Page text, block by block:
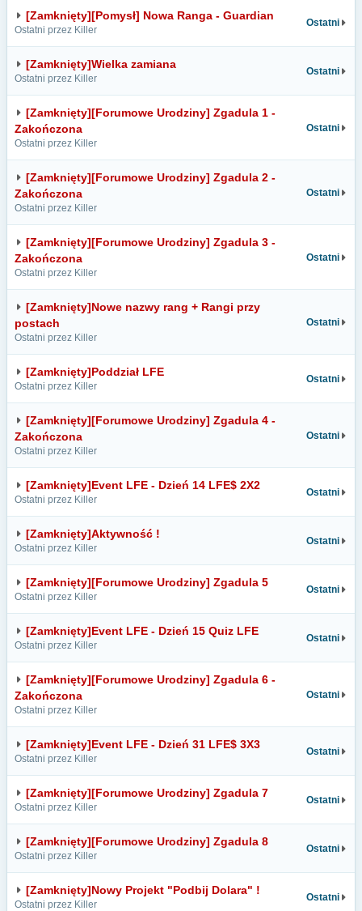
[Zamknięty][Pomysł] Nowa Ranga - Guardian
Ostatni przez Killer
Ostatni
[Zamknięty]Wielka zamiana
Ostatni przez Killer
Ostatni
[Zamknięty][Forumowe Urodziny] Zgadula 1 -
Zakończona
Ostatni przez Killer
Ostatni
[Zamknięty][Forumowe Urodziny] Zgadula 2 -
Zakończona
Ostatni przez Killer
Ostatni
[Zamknięty][Forumowe Urodziny] Zgadula 3 -
Zakończona
Ostatni przez Killer
Ostatni
[Zamknięty]Nowe nazwy rang + Rangi przy
postach
Ostatni przez Killer
Ostatni
[Zamknięty]Poddział LFE
Ostatni przez Killer
Ostatni
[Zamknięty][Forumowe Urodziny] Zgadula 4 -
Zakończona
Ostatni przez Killer
Ostatni
[Zamknięty]Event LFE - Dzień 14 LFE$ 2X2
Ostatni przez Killer
Ostatni
[Zamknięty]Aktywność !
Ostatni przez Killer
Ostatni
[Zamknięty][Forumowe Urodziny] Zgadula 5
Ostatni przez Killer
Ostatni
[Zamknięty]Event LFE - Dzień 15 Quiz LFE
Ostatni przez Killer
Ostatni
[Zamknięty][Forumowe Urodziny] Zgadula 6 -
Zakończona
Ostatni przez Killer
Ostatni
[Zamknięty]Event LFE - Dzień 31 LFE$ 3X3
Ostatni przez Killer
Ostatni
[Zamknięty][Forumowe Urodziny] Zgadula 7
Ostatni przez Killer
Ostatni
[Zamknięty][Forumowe Urodziny] Zgadula 8
Ostatni przez Killer
Ostatni
[Zamknięty]Nowy Projekt "Podbij Dolara" !
Ostatni przez Killer
Ostatni